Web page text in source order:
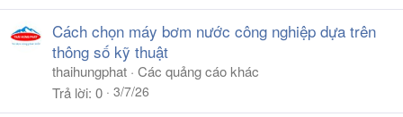
Cách chọn máy bơm nước công nghiệp dựa trên
thông số kỹ thuật
thaihungphat Các quảng cáo khác
Trả lời 0 3/7/26